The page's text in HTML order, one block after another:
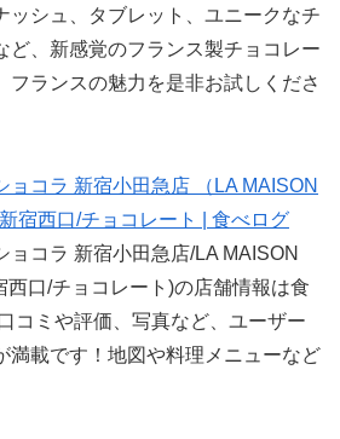
ッシュ、タブレット、ユニークなチ
ど、新感覚のフランス製チョコレー
フランスの魅力を是非お試しくださ
ョコラ 新宿小田急店 （LA MAISON
宿西口/チョコレート | 食べログ
ョコラ 新宿小田急店/LA MAISON
西口/チョコレート)の店舗情報は食
コミや評価、写真など、ユーザー
満載です！地図や料理メニューなど